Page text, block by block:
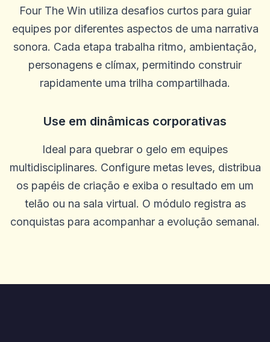
Four The Win utiliza desafios curtos para guiar
equipes por diferentes aspectos de uma narrativa
sonora. Cada etapa trabalha ritmo, ambientação,
personagens e clímax, permitindo construir
rapidamente uma trilha compartilhada.
Use em dinâmicas corporativas
Ideal para quebrar o gelo em equipes
multidisciplinares. Configure metas leves, distribua
os papéis de criação e exiba o resultado em um
telão ou na sala virtual. O módulo registra as
conquistas para acompanhar a evolução semanal.